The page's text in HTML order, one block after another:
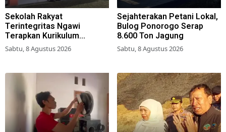
Sekolah Rakyat
Terintegritas Ngawi
Terapkan Kurikulum
Berbasis Asrama
Sabtu, 8 Agustus 2026
Sejahterakan Petani Lokal,
Bulog Ponorogo Serap
8.600 Ton Jagung
Sabtu, 8 Agustus 2026